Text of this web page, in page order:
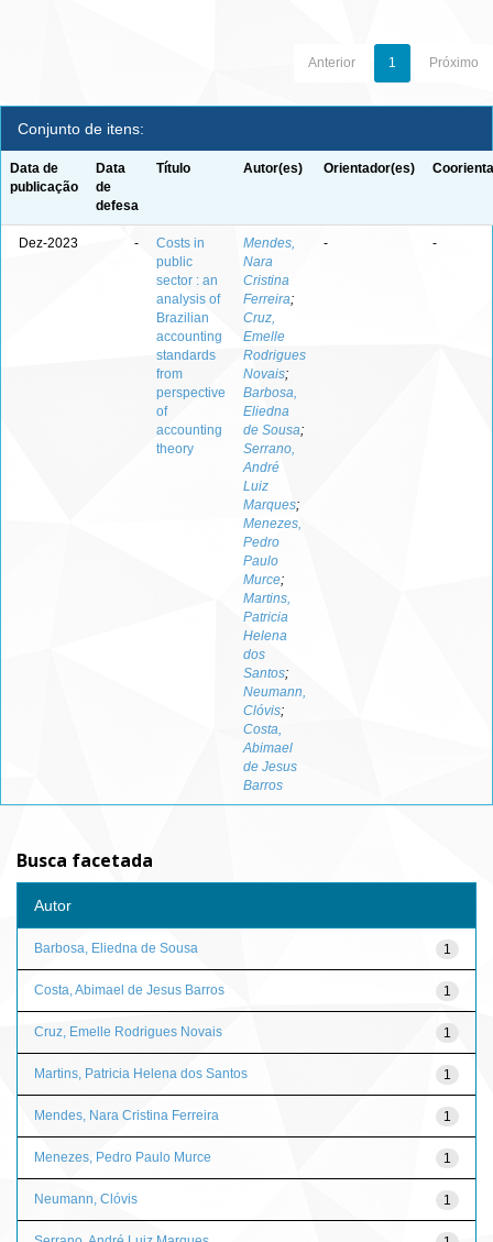
Anterior 1 Próximo
Conjunto de itens:
Data de
publicação
Data
de
defesa
Título Autor(es) Orientador(es)
Dez-2023 -
Costs in
public
sector : an
analysis of
Brazilian
accounting
standards
from
perspective
of
accounting
theory
Mendes,
Nara
Cristina
Ferreira;
Cruz,
Emelle
Rodrigues
Novais;
Barbosa,
Eliedna
de Sousa;
Serrano,
André
Luiz
Marques;
Menezes,
Pedro
Paulo
Murce;
Martins,
Patricia
Helena
dos
Santos;
Neumann,
Clóvis;
Costa,
Abimael
de Jesus
Barros
- -
Busca facetada
Autor
1
Barbosa, Eliedna de Sousa
1
Costa, Abimael de Jesus Barros
1
Cruz, Emelle Rodrigues Novais
1
Martins, Patricia Helena dos Santos
1
Mendes, Nara Cristina Ferreira
1
Menezes, Pedro Paulo Murce
1
Neumann, Clóvis